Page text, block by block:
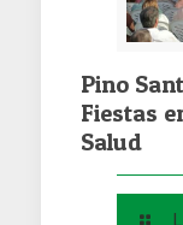
Pino
Fiestas
Salud